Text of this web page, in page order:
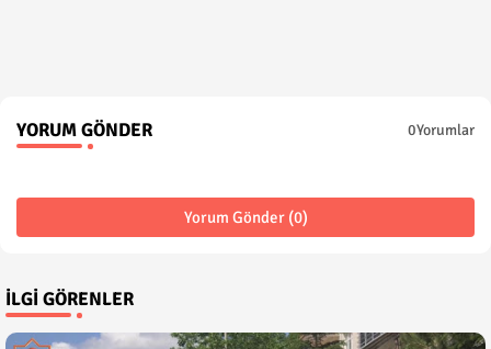
YORUM GÖNDER 0Yorumlar
Yorum Gönder (0)
İLGI GÖRENLER